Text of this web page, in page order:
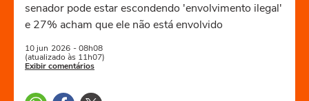
senador pode estar escondendo 'envolvimento ilegal'
e 27% acham que ele não está envolvido
10 jun 2026 - 08h08
(atualizado às 11h07)
Exibir comentários